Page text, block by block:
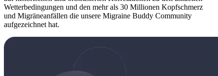
Wetterbedingungen und den mehr als 30 Millionen Kopfschmerz
und Migräneanfällen die unsere Migraine Buddy Community
aufgezeichnet hat.